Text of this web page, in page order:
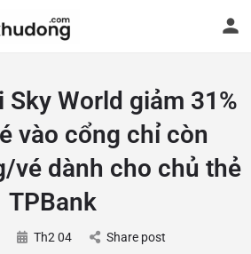
Sky World giảm 31%
vào cổng chỉ còn
vé dành cho chủ thẻ
TPBank
Th2 04 Share post